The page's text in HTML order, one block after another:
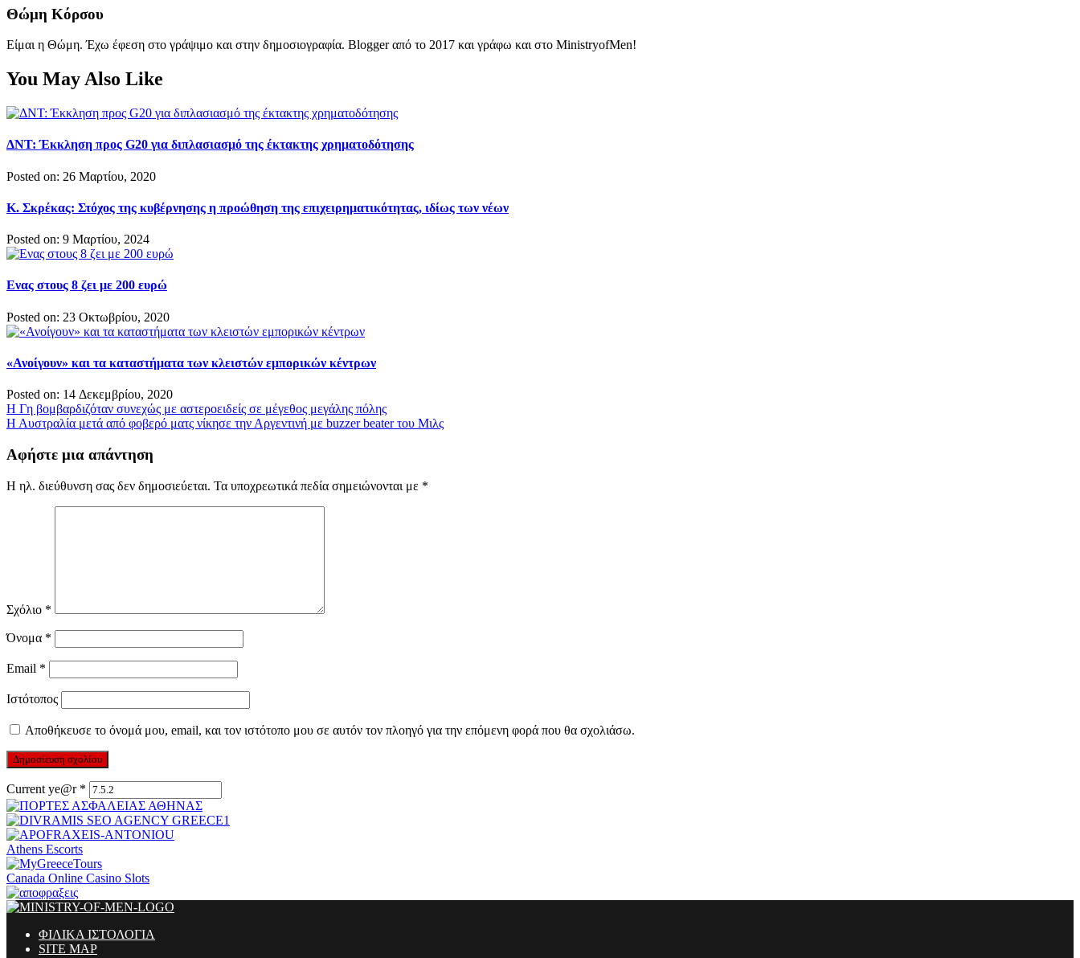
Θώμη Κόρσου
Είμαι η Θώμη. Έχω έφεση στο γράψιμο και στην δημοσιογραφία. Blogger από το 2017 και γράφω και στο MinistryofMen!
You May Also Like
ΔΝΤ: Έκκληση προς G20 για διπλασιασμό της έκτακτης χρηματοδότησης
Posted on: 26 Μαρτίου, 2020
Κ. Σκρέκας: Στόχος της κυβέρνησης η προώθηση της επιχειρηματικότητας, ιδίως των νέων
Posted on: 9 Μαρτίου, 2024
Ενας στους 8 ζει με 200 ευρώ
Posted on: 23 Οκτωβρίου, 2020
«Ανοίγουν» και τα καταστήματα των κλειστών εμπορικών κέντρων
Posted on: 14 Δεκεμβρίου, 2020
Πλοήγηση
άρθρων
Η Γη βομβαρδιζόταν συνεχώς με αστεροειδείς σε μέγεθος μεγάλης πόλης
Η Αυστραλία μετά από φοβερό ματς νίκησε την Αργεντινή με buzzer beater του Μιλς
Αφήστε μια απάντηση
Η ηλ. διεύθυνση σας δεν δημοσιεύεται. Τα υποχρεωτικά πεδία σημειώνονται με *
Σχόλιο *
Όνομα *
Email *
Ιστότοπος
Αποθήκευσε το όνομά μου, email, και τον ιστότοπο μου σε αυτόν τον πλοηγό για την επόμενη φορά που θα σχολιάσω.
Current ye@r *
Athens Escorts
Canada Online Casino Slots
ΦΙΛΙΚΑ ΙΣΤΟΛΟΓΙΑ
SITE MAP